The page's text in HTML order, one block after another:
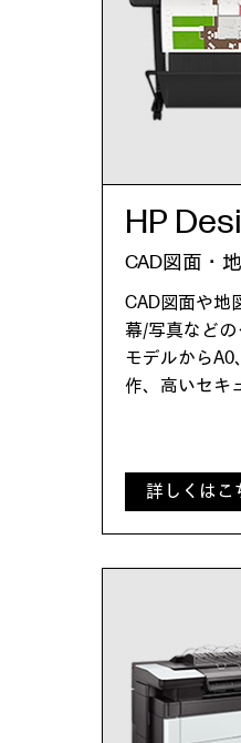
HP
CAD図面・
CAD図面や地
幕/写真など
モデルから
作、高いセキ
詳しくはこ